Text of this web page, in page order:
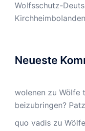
Wolfsschutz-
Kirchheimbolanden
Neueste
wolenen zu Wölfe
beizubringen?
quo vadis zu